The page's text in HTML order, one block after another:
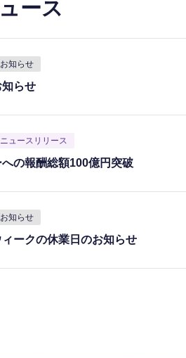
ース
お知らせ
らせ
ニュースリリース
の報酬総額100億円突破
お知らせ
ークの休業日のお知らせ